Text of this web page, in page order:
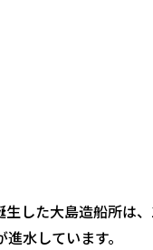
した大島造船所は
水しています。